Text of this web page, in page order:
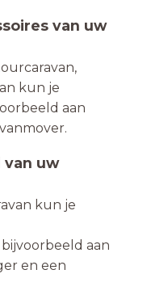
van uw
kun je
aan
van uw
kun je
aan
en een